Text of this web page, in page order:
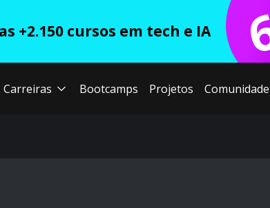
+2.150 cursos em tech e IA
Carreiras Bootcamps Projetos Comunidade